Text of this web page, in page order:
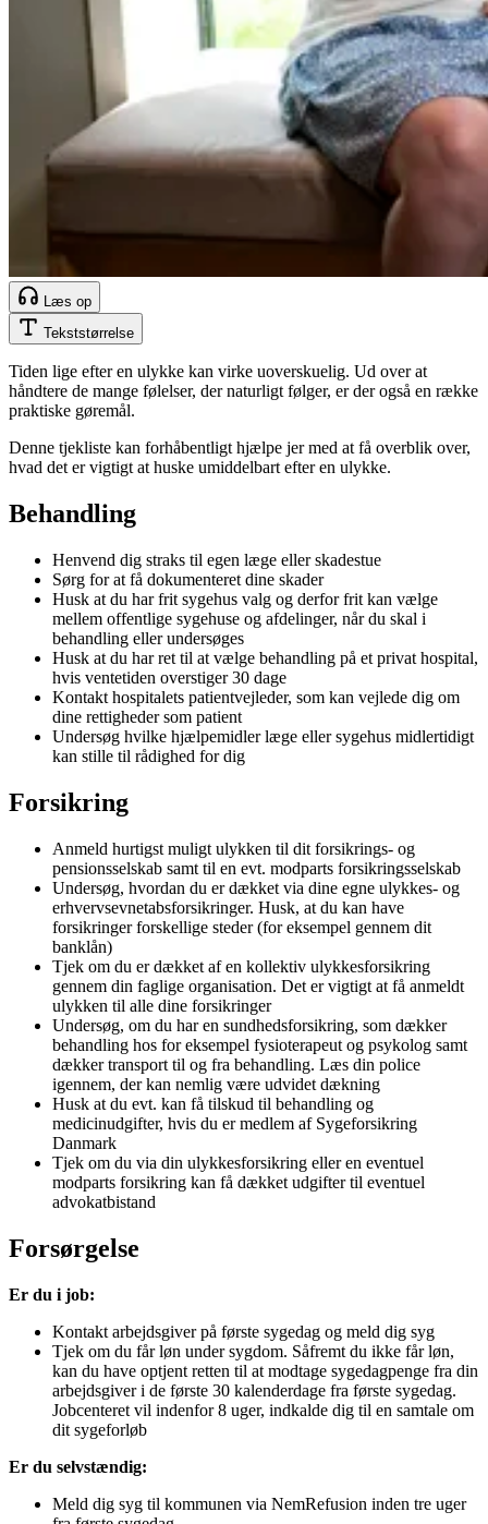
Læs op
Tekststørrelse
Tiden lige efter en ulykke kan virke uoverskuelig. Ud over at
håndtere de mange følelser, der naturligt følger, er der også en række
praktiske gøremål.
Denne tjekliste kan forhåbentligt hjælpe jer med at få overblik over,
hvad det er vigtigt at huske umiddelbart efter en ulykke.
Behandling
Henvend dig straks til egen læge eller skadestue
Sørg for at få dokumenteret dine skader
Husk at du har frit sygehus valg og derfor frit kan vælge
mellem offentlige sygehuse og afdelinger, når du skal i
behandling eller undersøges
Husk at du har ret til at vælge behandling på et privat hospital,
hvis ventetiden overstiger 30 dage
Kontakt hospitalets patientvejleder, som kan vejlede dig om
dine rettigheder som patient
Undersøg hvilke hjælpemidler læge eller sygehus midlertidigt
kan stille til rådighed for dig
Forsikring
Anmeld hurtigst muligt ulykken til dit forsikrings- og
pensionsselskab samt til en evt. modparts forsikringsselskab
Undersøg, hvordan du er dækket via dine egne ulykkes- og
erhvervsevnetabsforsikringer. Husk, at du kan have
forsikringer forskellige steder (for eksempel gennem dit
banklån)
Tjek om du er dækket af en kollektiv ulykkesforsikring
gennem din faglige organisation. Det er vigtigt at få anmeldt
ulykken til alle dine forsikringer
Undersøg, om du har en sundhedsforsikring, som dækker
behandling hos for eksempel fysioterapeut og psykolog samt
dækker transport til og fra behandling. Læs din police
igennem, der kan nemlig være udvidet dækning
Husk at du evt. kan få tilskud til behandling og
medicinudgifter, hvis du er medlem af Sygeforsikring
Danmark
Tjek om du via din ulykkesforsikring eller en eventuel
modparts forsikring kan få dækket udgifter til eventuel
advokatbistand
Forsørgelse
Er du i job:
Kontakt arbejdsgiver på første sygedag og meld dig syg
Tjek om du får løn under sygdom. Såfremt du ikke får løn,
kan du have optjent retten til at modtage sygedagpenge fra din
arbejdsgiver i de første 30 kalenderdage fra første sygedag.
Jobcenteret vil indenfor 8 uger, indkalde dig til en samtale om
dit sygeforløb
Er du selvstændig:
Meld dig syg til kommunen via NemRefusion inden tre uger